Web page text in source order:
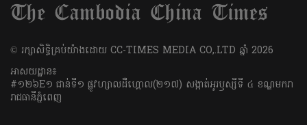
​© រក្សា​សិទ្ធិ​គ្រប់​យ៉ាង​ដោយ​ CC-TIMES MEDIA CO,.LTD ឆ្នាំ​ 2026
អាសយដ្ឋាន៖
#១២៦E១ ជាន់ទី១ ផ្លូវហ្សាលដឺហ្គោល(២១៧) សង្កាត់អូរឫស្សីទី ៤ ខណ្ឌមករា
រាជធានីភ្នំពេញ